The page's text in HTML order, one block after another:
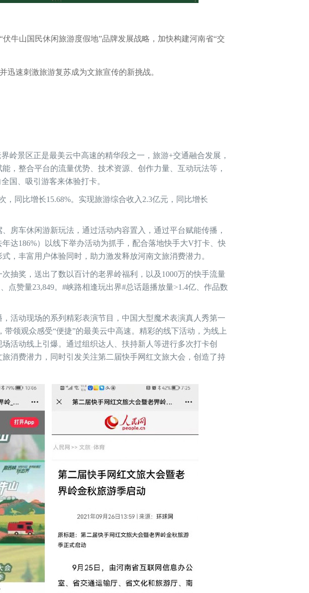
牛山国民休闲旅游度假地”品牌发展战略，加快构建河南省“交
迅速刺激旅游复苏成为文旅宣传的新挑战。
岭景区正是最美云中高速的精华段之一，旅游+交通融合发展，
，整合平台的流量优势、技术资源、创作力量、互动玩法等，
国、吸引游客来体验打卡。
，同比增长15.68%。实现旅游综合收入2.3亿元，同比增长
房车休闲游新玩法，通过活动内容置入，通过平台赋能传播，
达186%）以线下举办活动为抓手，配合落地快手大V打卡、快
，丰富用户体验同时，助力激发释放河南文旅消费潜力。
抽奖，送出了数以百计的老界岭福利，以及1000万的快手流量
赞量23,849。#峡路相逢玩出界#总话题播放量>1.4亿、作品数
活动现场的系列精彩表演节目，中国大型魔术表演真人秀第一
领观众感受“便捷”的最美云中高速。精彩的线下活动，为线上
活动线上引爆。通过组织达人、扶持新人等进行多次打卡创
消费潜力，同时引发关注第二届快手网红文旅大会，创造了持